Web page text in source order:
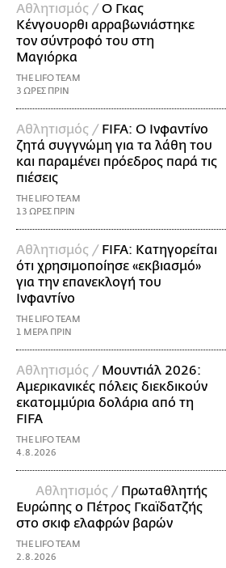
Αθλητισμός /Ο Γκας
Κένγουορθι αρραβωνιάστηκε
τον σύντροφό του στη
Μαγιόρκα
THE LIFO TEAM
3 ΩΡΕΣ ΠΡΙΝ
Αθλητισμός / FIFA: Ο Ινφαντίνο
ζητά συγγνώμη για τα λάθη του
και παραμένει πρόεδρος παρά τις
πιέσεις
THE LIFO TEAM
13 ΩΡΕΣ ΠΡΙΝ
Αθλητισμός / FIFA: Κατηγορείται
ότι χρησιμοποίησε «εκβιασμό»
για την επανεκλογή του
Ινφαντίνο
THE LIFO TEAM
1 ΜΕΡΑ ΠΡΙΝ
Αθλητισμός / Μουντιάλ 2026:
Αμερικανικές πόλεις διεκδικούν
εκατομμύρια δολάρια από τη
FIFA
THE LIFO TEAM
4.8.2026
Αθλητισμός / Πρωταθλητής
Ευρώπης ο Πέτρος Γκαϊδατζής
στο σκιφ ελαφρών βαρών
THE LIFO TEAM
2.8.2026